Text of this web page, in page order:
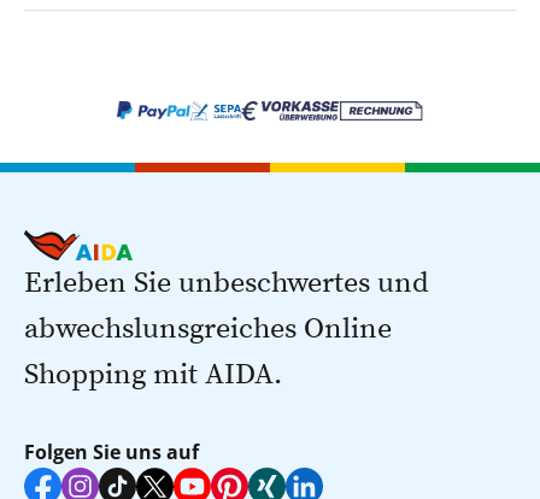
Erleben Sie unbeschwertes und
abwechslunsgreiches Online
Shopping mit AIDA.
Folgen Sie uns auf